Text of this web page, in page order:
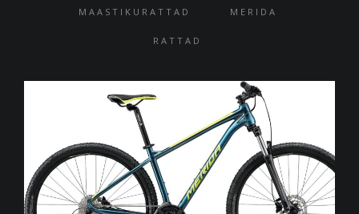
MAASTIKURATTAD MERIDA
RATTAD